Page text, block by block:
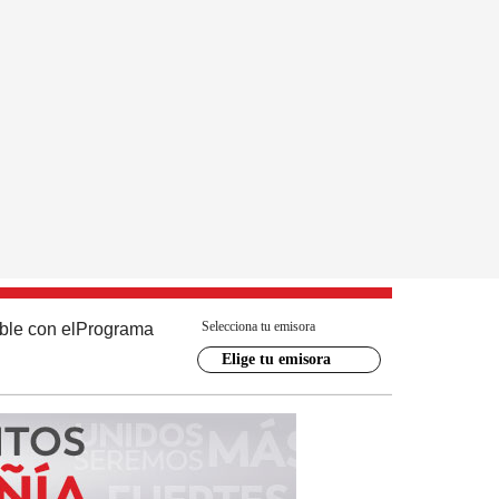
con el Programa Selecciona tu emisora
Elige tu emisora